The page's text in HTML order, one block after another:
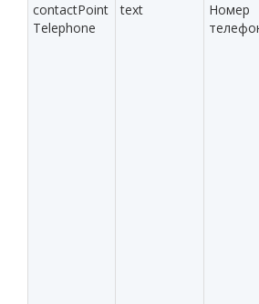
contactPoint
Telephone
text
Номер